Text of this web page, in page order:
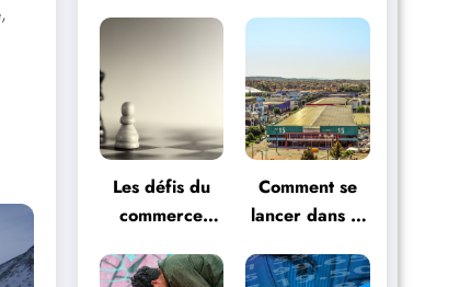
,
internationales
Les défis du
commerce
et comment
Comment se
lancer dans le
international ?